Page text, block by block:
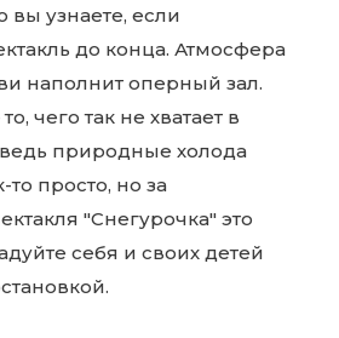
вы узнаете, если
до конца. Атмосфера
наполнит оперный зал.
чего так не хватает в
природные холода
то просто, но за
"Снегурочка" это
себя и своих детей